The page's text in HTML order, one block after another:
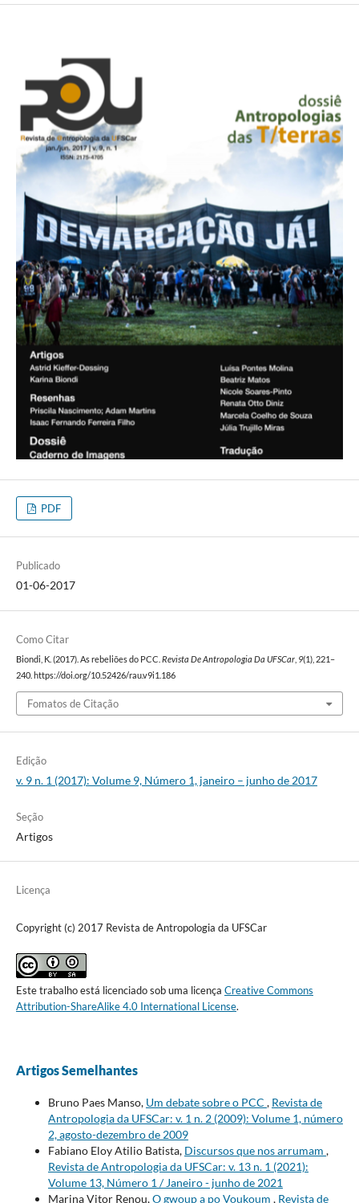
PDF
Publicado
01-06-2017
Como Citar
Biondi, K. (2017). As rebeliões do PCC. Revista De Antropologia Da UFSCar, 9(1), 221–
240. https://doi.org/10.52426/rau.v9i1.186
Fomatos de Citação
Edição
v. 9 n. 1 (2017): Volume 9, Número 1, janeiro – junho de 2017
Seção
Artigos
Licença
Copyright (c) 2017 Revista de Antropologia da UFSCar
Este trabalho está licenciado sob uma licença Creative Commons
Attribution-ShareAlike 4.0 International License.
Artigos Semelhantes
Bruno Paes Manso, Um debate sobre o PCC , Revista de
Antropologia da UFSCar: v. 1 n. 2 (2009): Volume 1, número
2, agosto-dezembro de 2009
Fabiano Eloy Atilio Batista, Discursos que nos arrumam ,
Revista de Antropologia da UFSCar: v. 13 n. 1 (2021):
Volume 13, Número 1 / Janeiro - junho de 2021
Marina Vitor Renou,O gwoup a po Voukoum , Revista de